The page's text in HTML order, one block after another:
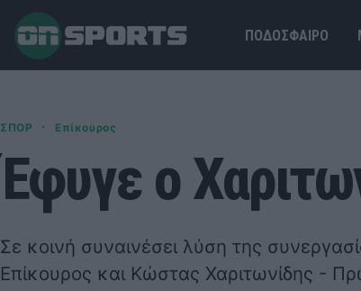
ΠΟΔΟΣΦΑΙΡΟ
ΣΠΟΡ · Επίκουρος
Έφυγε ο
Σε κοινή συναινέσει λύση της
Επίκουρος και Κώστας Χαριτωνίδης -